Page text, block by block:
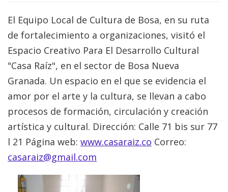
El Equipo Local de Cultura de Bosa, en su ruta
de fortalecimiento a organizaciones, visitó el
Espacio Creativo Para El Desarrollo Cultural
"Casa Raíz", en el sector de Bosa Nueva
Granada. Un espacio en el que se evidencia el
amor por el arte y la cultura, se llevan a cabo
procesos de formación, circulación y creación
artística y cultural. Dirección: Calle 71 bis sur 77
l 21 Página web: www.casaraiz.co Correo:
casaraiz@gmail.com